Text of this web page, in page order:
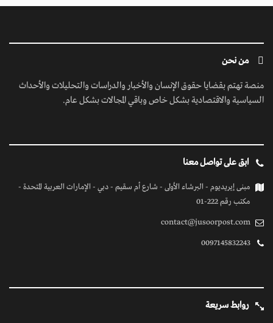
من نحن
منصة تهتم بقضايا حقوق الإنسان والأخبار والدراسات والتحليلات والأحداث
السياسية والاقتصادية بشكل خاص وباقي المجالات بشكل عام.
ابق على تواصل معنا
مبنى إيريديوم - البرشاء الأولى - شارع أم سقيم - دبي - الإمارات العربية المتحدة -
مكتب رقم 222-01
contact@jusoorpost.com
0097145832243
روابط سريعة